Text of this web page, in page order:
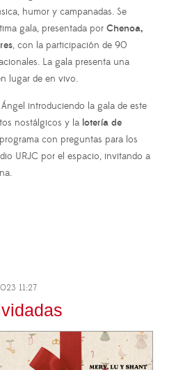
humor y campanadas. Se
gala, presentada por Chenoa,
, con la participación de 90
La gala presenta una
lugar de en vivo.
introduciendo la gala de este
nostálgicos y la lotería de
con preguntas para los
URJC por el espacio, invitando a
11:27